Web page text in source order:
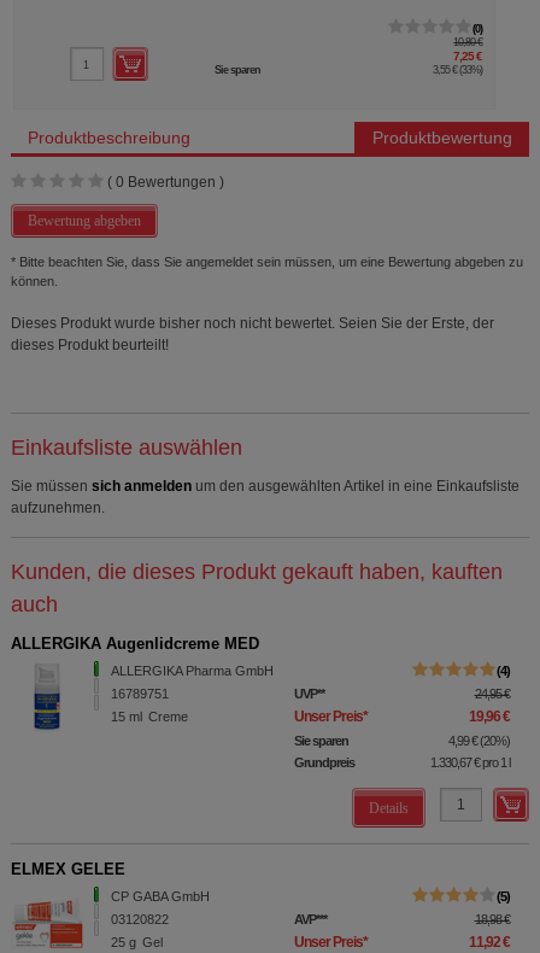
0
10,80 €
7,25 €
Sie sparen 3,55 € (33%)
Produktbeschreibung Produktbewertung
( 0 Bewertungen )
Bewertung abgeben
* Bitte beachten Sie, dass Sie angemeldet sein müssen, um eine Bewertung abgeben zu
können.
Dieses Produkt wurde bisher noch nicht bewertet. Seien Sie der Erste, der
dieses Produkt beurteilt!
Einkaufsliste auswählen
Sie müssen sich anmelden um den ausgewählten Artikel in eine Einkaufsliste
aufzunehmen.
Kunden, die dieses Produkt gekauft haben, kauften
auch
ALLERGIKA Augenlidcreme MED
ALLERGIKA Pharma GmbH
16789751
15 ml Creme
4
UVP** 24,95 €
Unser Preis* 19,96 €
Sie sparen 4,99 € (20%)
Grundpreis
1.330,67 €pro 1 l
Details
ELMEX GELEE
CP GABA GmbH
03120822
25 g Gel
5
AVP*** 18,98 €
Unser Preis* 11,92 €